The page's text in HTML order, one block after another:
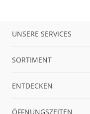
UNSERE SERVICES
SORTIMENT
ENTDECKEN
ÖFFNUNGSZEITEN